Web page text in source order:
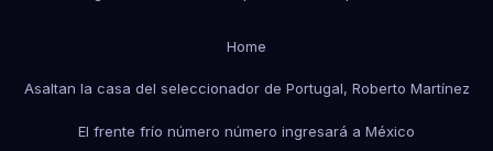
Home
Asaltan la casa del seleccionador de Portugal, Roberto Martínez
El frente frío número número ingresará a México